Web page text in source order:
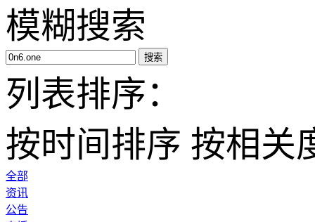
模糊搜索
搜索
列表排序：
按时间排序 按相关
全部
资讯
公告